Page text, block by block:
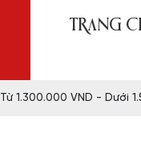
TRANG
Từ 1.300.000 VND - Dưới